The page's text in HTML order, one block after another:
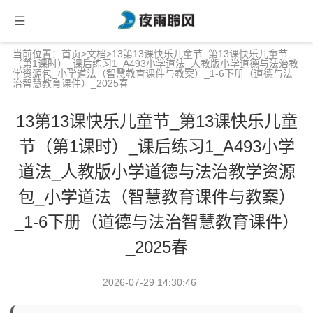
当前位置： 首页>文档>13第13课快乐儿童节_第13课快乐儿童节
（第1课时）_课后练习1_A493小学道法_人教版小学道德与法治教
学资源包_小学道法（智慧教育课件与教案）_1-6下册（道德与法
治智慧教育课件）_2025春
13第13课快乐儿童节_第13课快乐儿童
节（第1课时）_课后练习1_A493小学
道法_人教版小学道德与法治教学资源
包_小学道法（智慧教育课件与教案）
_1-6下册（道德与法治智慧教育课件）
_2025春
2026-07-29 14:30:46